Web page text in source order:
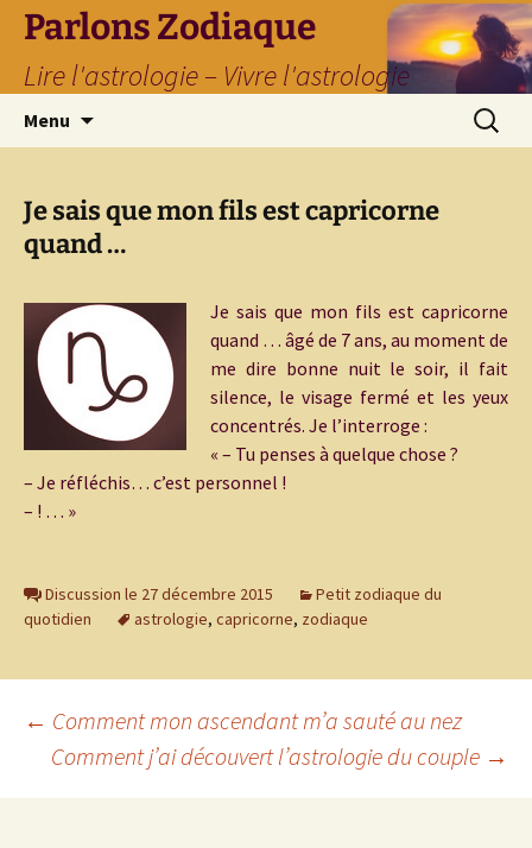
Parlons Zodiaque
Lire l'astrologie – Vivre l'astrologie
Menu
Je sais que mon fils est capricorne
quand …
Je sais que mon fils est capricorne
quand … âgé de 7 ans, au moment de
me dire bonne nuit le soir, il fait
silence, le visage fermé et les yeux
concentrés. Je l’interroge :
« – Tu penses à quelque chose ?
– Je réfléchis… c’est personnel !
– ! … »
Discussion le 27 décembre 2015
Petit zodiaque du
quotidien
astrologie, capricorne, zodiaque
Navigation
des
← Comment mon ascendant m’a sauté au nez
Comment j’ai découvert l’astrologie du couple →